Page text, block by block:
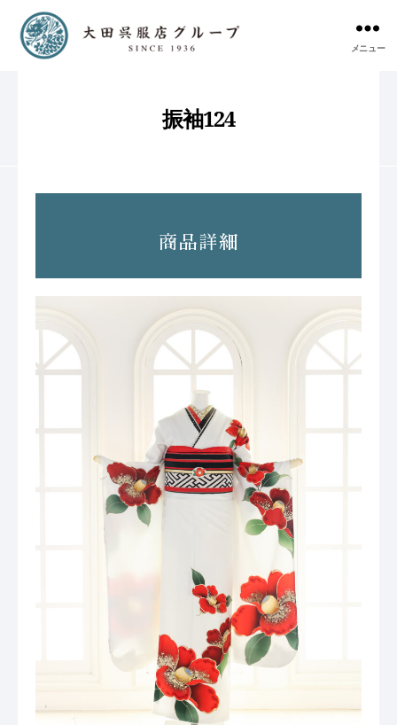
メニュー
振袖124
商品詳細